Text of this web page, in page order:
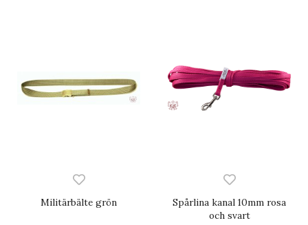
Militärbälte grön
Spårlina kanal 10mm rosa
och svart